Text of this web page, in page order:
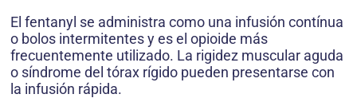
El fentanyl se administra como una infusión contínua
o bolos intermitentes y es el opioide más
frecuentemente utilizado. La rigidez muscular aguda
o síndrome del tórax rígido pueden presentarse con
la infusión rápida.